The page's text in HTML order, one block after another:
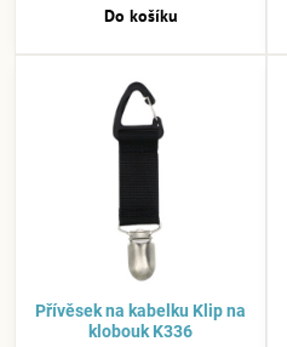
Do košíku
Přívěsek na kabelku Klip na
klobouk K336